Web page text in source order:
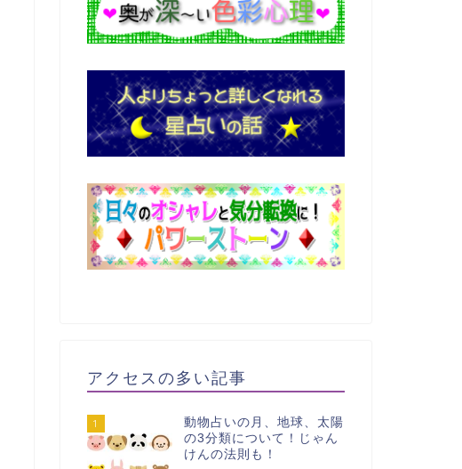
アクセスの多い記事
1
動物占いの月、地球、太陽
の3分類について！じゃん
けんの法則も！